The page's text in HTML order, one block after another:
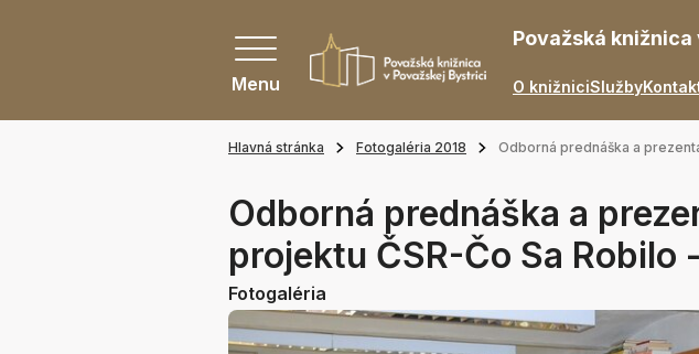
Menu
Považská
O knižniciSlužby
Hlavná stránka Fotogaléria 2018 Odborná prednáška a
Odborná prednáška a
projektu ČSR-Čo Sa Robilo
Fotogaléria